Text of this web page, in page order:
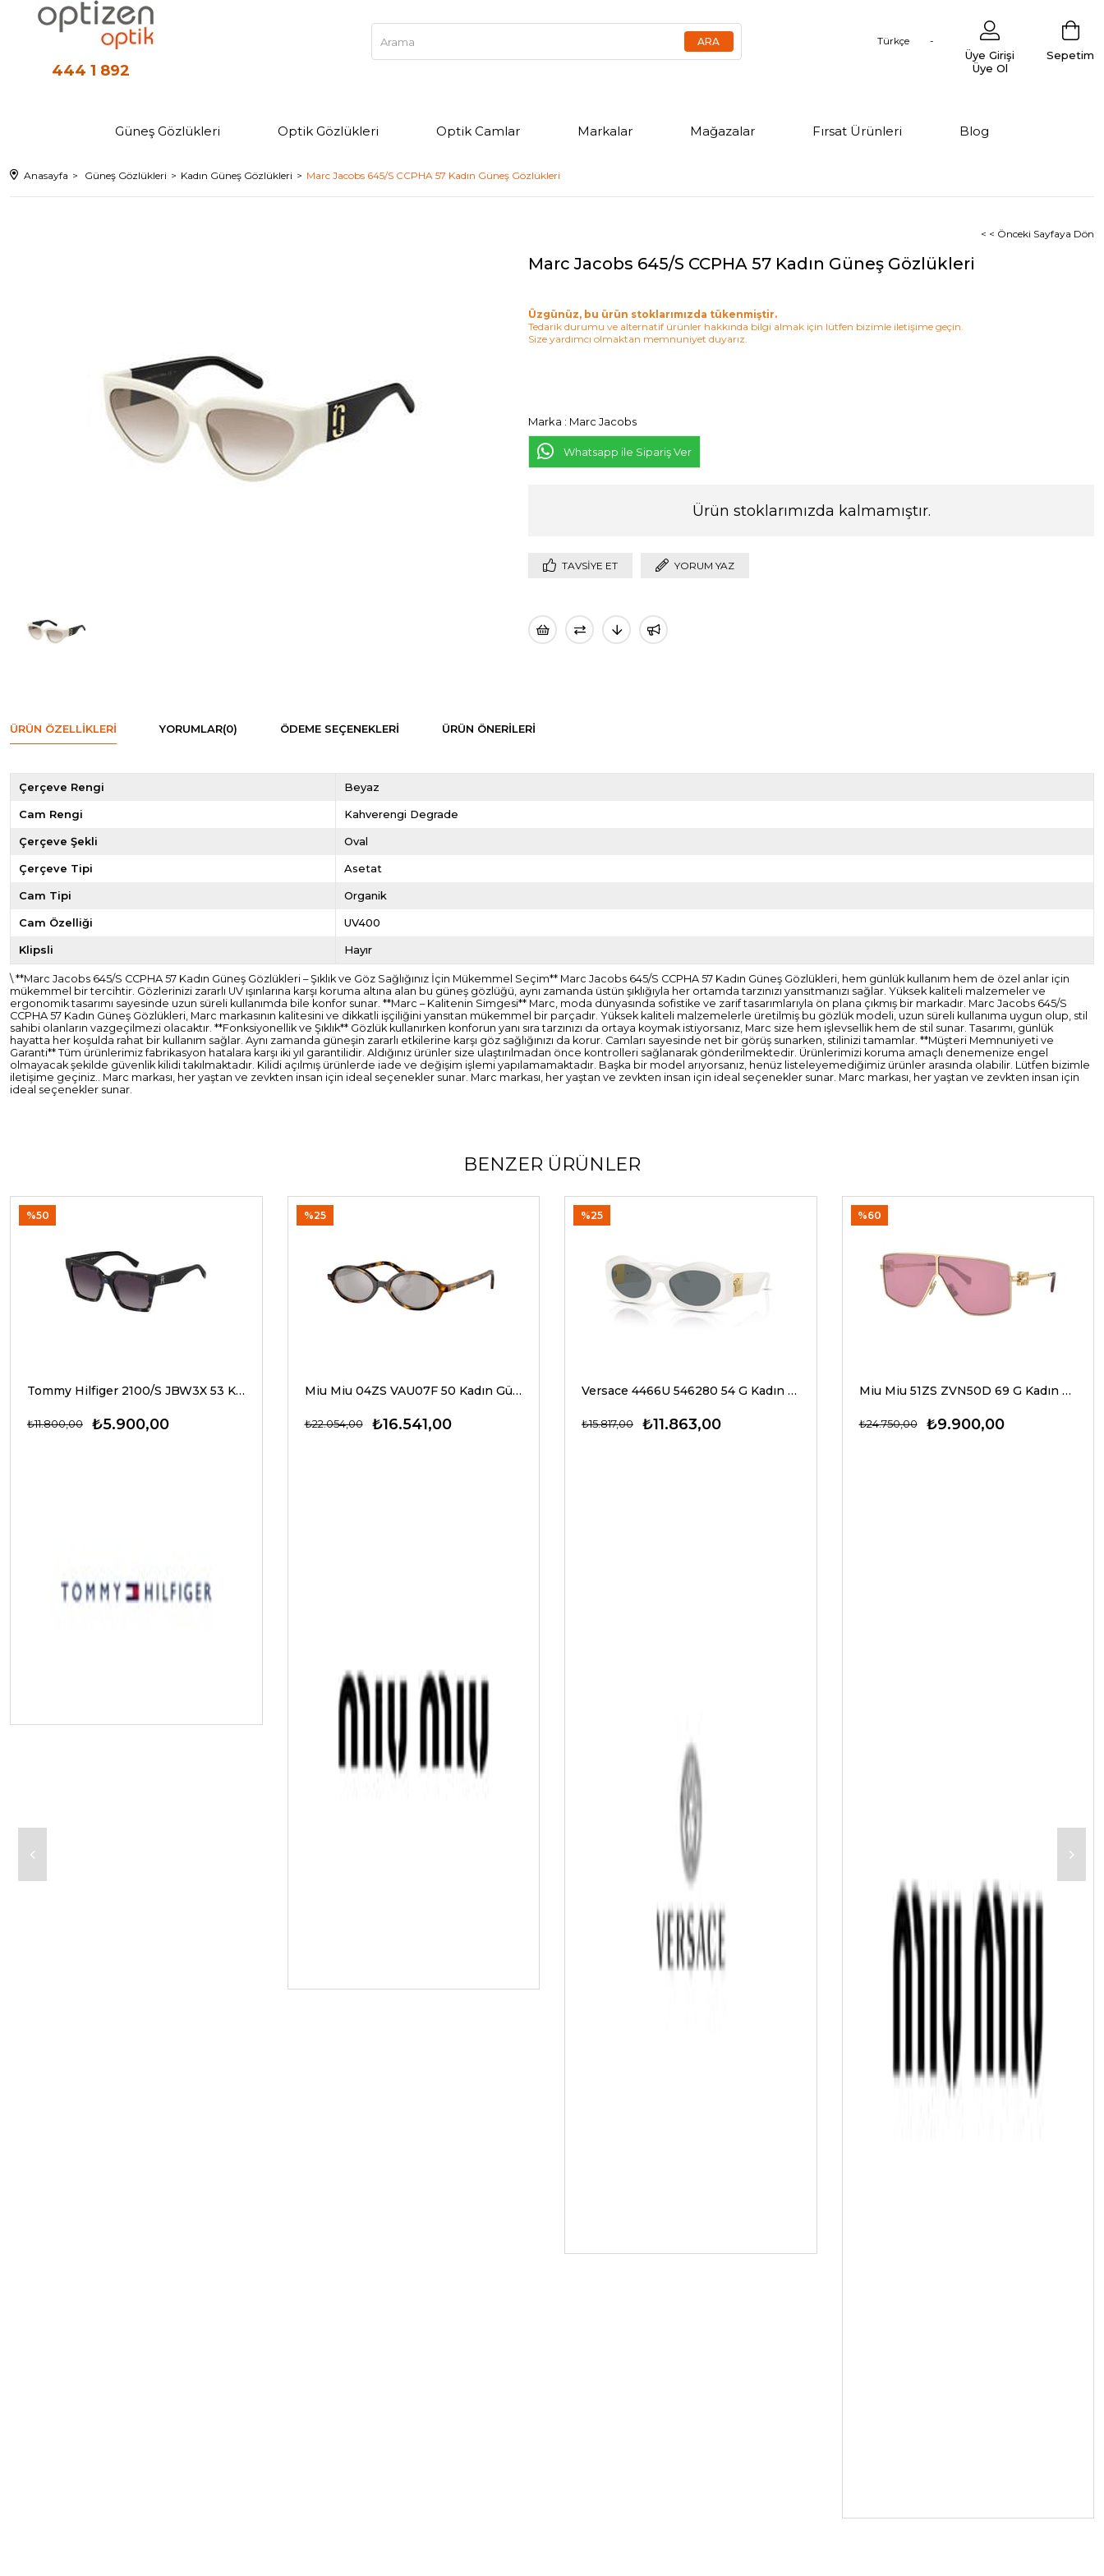
444 1 892
Türkçe
Sepetim
Üye Girişi
Üye Ol
Güneş Gözlükleri Optik Gözlükleri Optik Camlar Markalar Mağazalar Fırsat Ürünleri Blog
Anasayfa Güneş Gözlükleri Kadın Güneş Gözlükleri Marc Jacobs 645/S CCPHA 57 Kadın Güneş Gözlükleri
< < Önceki Sayfaya Dön
Marc Jacobs 645/S CCPHA 57 Kadın Güneş Gözlükleri
Üzgünüz, bu ürün stoklarımızda tükenmiştir.
Tedarik durumu ve alternatif ürünler hakkında bilgi almak için lütfen bizimle iletişime geçin.
Size yardımcı olmaktan memnuniyet duyarız.
Marka : Marc Jacobs
Whatsapp ile Sipariş Ver
Ürün stoklarımızda kalmamıştır.
TAVSIYE ET YORUM YAZ
ÜRÜN ÖZELLIKLERI YORUMLAR(0) ÖDEME SEÇENEKLERI ÜRÜN ÖNERILERI
Çerçeve Rengi Beyaz
Cam Rengi Kahverengi Degrade
Çerçeve Şekli Oval
Çerçeve Tipi Asetat
Cam Tipi Organik
Cam Özelliği UV400
Klipsli Hayır
\ **Marc Jacobs 645/S CCPHA 57 Kadın Güneş Gözlükleri – Şıklık ve Göz Sağlığınız İçin Mükemmel Seçim** Marc Jacobs 645/S CCPHA 57 Kadın Güneş Gözlükleri, hem günlük kullanım hem de özel anlar için
mükemmel bir tercihtir. Gözlerinizi zararlı UV ışınlarına karşı koruma altına alan bu güneş gözlüğü, aynı zamanda üstün şıklığıyla her ortamda tarzınızı yansıtmanızı sağlar. Yüksek kaliteli malzemeler ve
ergonomik tasarımı sayesinde uzun süreli kullanımda bile konfor sunar. **Marc – Kalitenin Simgesi** Marc, moda dünyasında sofistike ve zarif tasarımlarıyla ön plana çıkmış bir markadır. Marc Jacobs 645/S
CCPHA 57 Kadın Güneş Gözlükleri, Marc markasının kalitesini ve dikkatli işçiliğini yansıtan mükemmel bir parçadır. Yüksek kaliteli malzemelerle üretilmiş bu gözlük modeli, uzun süreli kullanıma uygun olup, stil
sahibi olanların vazgeçilmezi olacaktır. **Fonksiyonellik ve Şıklık** Gözlük kullanırken konforun yanı sıra tarzınızı da ortaya koymak istiyorsanız, Marc size hem işlevsellik hem de stil sunar. Tasarımı, günlük
hayatta her koşulda rahat bir kullanım sağlar. Aynı zamanda güneşin zararlı etkilerine karşı göz sağlığınızı da korur. Camları sayesinde net bir görüş sunarken, stilinizi tamamlar. **Müşteri Memnuniyeti ve
Garanti** Tüm ürünlerimiz fabrikasyon hatalara karşı iki yıl garantilidir. Aldığınız ürünler size ulaştırılmadan önce kontrolleri sağlanarak gönderilmektedir. Ürünlerimizi koruma amaçlı denemenize engel
olmayacak şekilde güvenlik kilidi takılmaktadır. Kilidi açılmış ürünlerde iade ve değişim işlemi yapılamamaktadır. Başka bir model arıyorsanız, henüz listeleyemediğimiz ürünler arasında olabilir. Lütfen bizimle
iletişime geçiniz.. Marc markası, her yaştan ve zevkten insan için ideal seçenekler sunar. Marc markası, her yaştan ve zevkten insan için ideal seçenekler sunar. Marc markası, her yaştan ve zevkten insan için
ideal seçenekler sunar.
BENZER ÜRÜNLER
Tommy Hilfiger 2100/S JBW3X 53 Kadın Güneş Gözlükleri
₺5.900,00
₺11.800,00
%50
Miu Miu 04ZS VAU07F 50 Kadın Güneş Gözlükleri
₺16.541,00
₺22.054,00
%25
Versace 4466U 546280 54 G Kadın Güneş Gözlükleri
₺11.863,00
₺15.817,00
%25
Miu Miu 51ZS ZVN50D 69 G Kadın Güneş Gözlükleri
₺9.900,00
₺24.750,00
%60